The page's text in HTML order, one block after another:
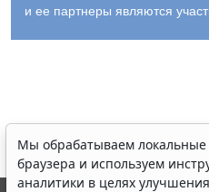
и ее партнеры являются
Мы обрабатываем
браузера и используем
аналитики в целях